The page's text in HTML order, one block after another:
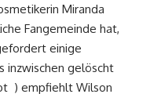
Miranda
Fangemeinde hat,
einige
inzwischen gelöscht
) empfiehlt Wilson